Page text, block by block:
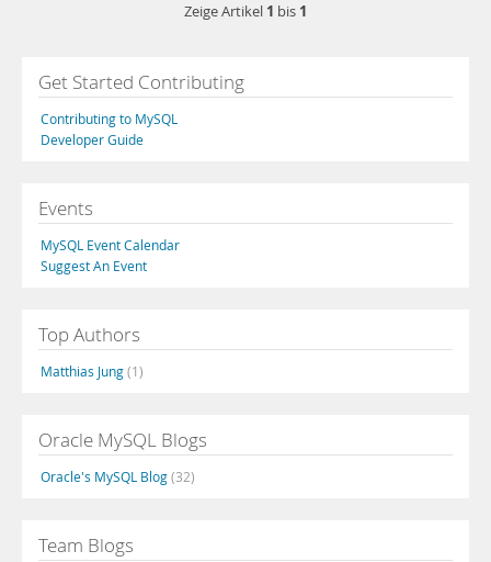
Zeige Artikel 1 bis 1
Get Started Contributing
Contributing to MySQL
Developer Guide
Events
MySQL Event Calendar
Suggest An Event
Top Authors
Matthias Jung(1)
Oracle MySQL Blogs
Oracle's MySQL Blog(32)
Team Blogs